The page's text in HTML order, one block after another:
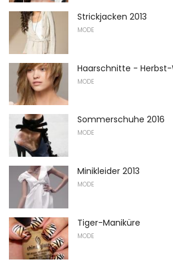
Strickjacken 2013
MODE
Haarschnitte - Herbst-
MODE
Sommerschuhe 2016
MODE
Minikleider 2013
MODE
Tiger-Maniküre
MODE